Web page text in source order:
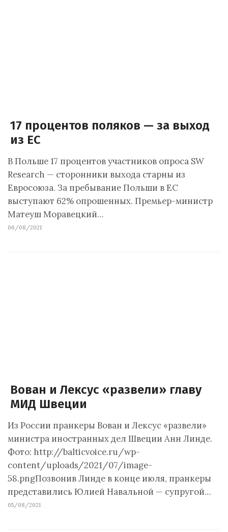
17 процентов поляков — за выход
из ЕС
В Польше 17 процентов участников опроса SW
Research — сторонники выхода старны из
Евросоюза. За пребывание Польши в ЕС
выступают 62% опрошенных. Премьер-министр
Матеуш Моравецкий…
06/08/2021
Вован и Лексус «развели» главу
МИД Швеции
Из России пранкеры Вован и Лексус «развели»
министра иностранных дел Швеции Анн Линде.
Фото: http://balticvoice.ru/wp-
content/uploads/2021/07/image-
58.pngПозвонив Линде в конце июля, пранкеры
представились Юлией Навальной — супругой…
05/08/2021